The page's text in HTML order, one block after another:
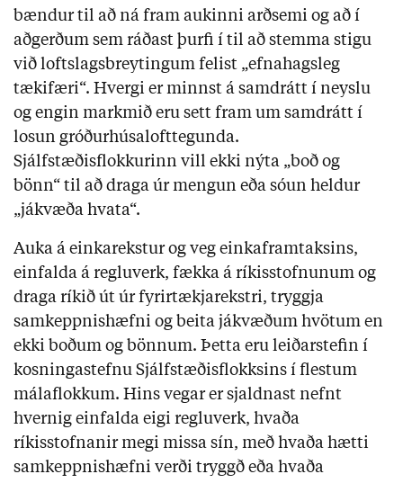
bændur til að ná fram aukinni arðsemi og að í
aðgerðum sem ráðast þurfi í til að stemma stigu
við loftslagsbreytingum felist „efnahagsleg
tækifæri“. Hvergi er minnst á samdrátt í neyslu
og engin markmið eru sett fram um samdrátt í
losun gróðurhúsalofttegunda.
Sjálfstæðisflokkurinn vill ekki nýta „boð og
bönn“ til að draga úr mengun eða sóun heldur
„jákvæða hvata“.
Auka á einkarekstur og veg einkaframtaksins,
einfalda á regluverk, fækka á ríkisstofnunum og
draga ríkið út úr fyrirtækjarekstri, tryggja
samkeppnishæfni og beita jákvæðum hvötum en
ekki boðum og bönnum. Þetta eru leiðarstefin í
kosningastefnu Sjálfstæðisflokksins í flestum
málaflokkum. Hins vegar er sjaldnast nefnt
hvernig einfalda eigi regluverk, hvaða
ríkisstofnanir megi missa sín, með hvaða hætti
samkeppnishæfni verði tryggð eða hvaða